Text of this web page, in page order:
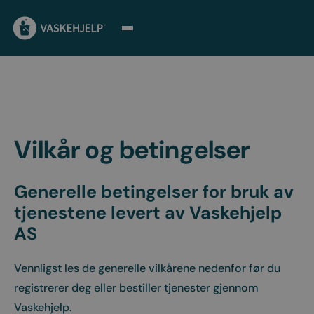
Vilkår og betingelser
Generelle betingelser for bruk av
tjenestene levert av Vaskehjelp
AS
Vennligst les de generelle vilkårene nedenfor før du
registrerer deg eller bestiller tjenester gjennom
Vaskehjelp.